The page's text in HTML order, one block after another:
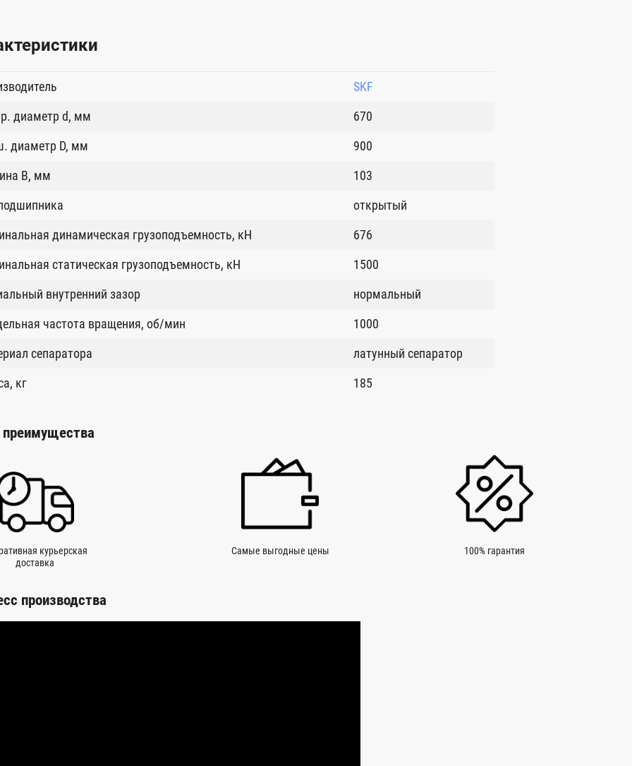
SKF
диаметр d, мм
670
диаметр D, мм
900
B, мм
103
открытый
динамическая грузоподъемность, кН
676
статическая грузоподъемность, кН
1500
внутренний зазор
нормальный
частота вращения, об/мин
1000
сепаратора
латунный сепаратор
кг
185
курьерская
доставка
Самые выгодные цены 100% гарантия
производства